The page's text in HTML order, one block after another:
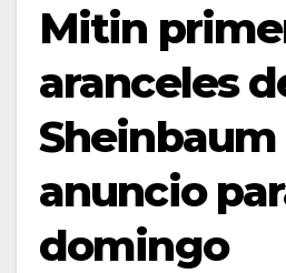
Mitin
aranceles
anuncio
domingo